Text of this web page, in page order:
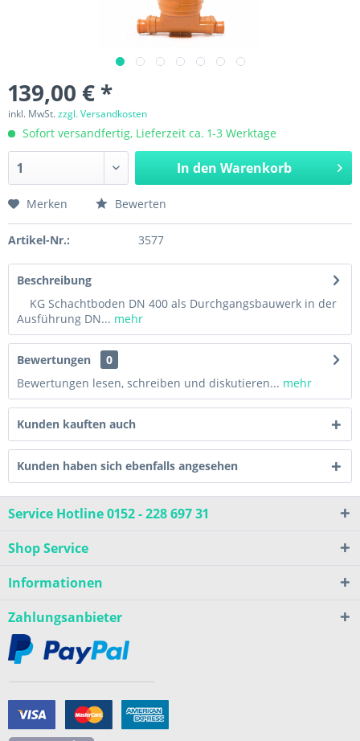
139,00 € *
inkl. MwSt.zzgl. Versandkosten
Sofort versandfertig, Lieferzeit ca. 1-3 Werktage
In den Warenkorb
Merken Bewerten
Artikel-Nr.: 3577
Beschreibung
KG Schachtboden DN 400 als Durchgangsbauwerk in der
Ausführung DN... mehr
Bewertungen
0
Bewertungen lesen, schreiben und diskutieren... mehr
Kunden kauften auch
Kunden haben sich ebenfalls angesehen
Service Hotline 0152 - 228 697 31
Shop Service
Informationen
Zahlungsanbieter